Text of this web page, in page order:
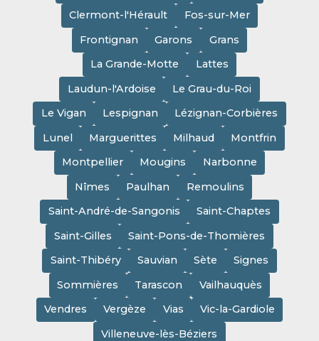
Clermont-l'Hérault
Fos-sur-Mer
Frontignan
Garons
Grans
La Grande-Motte
Lattes
Laudun-l'Ardoise
Le Grau-du-Roi
Le Vigan
Lespignan
Lézignan-Corbières
Lunel
Marguerittes Milhaud
Montfrin
Montpellier
Mougins
Narbonne
Nîmes
Paulhan
Remoulins
Saint-André-de-Sangonis
Saint-Chaptes
Saint-Gilles
Saint-Pons-de-Thomières
Saint-Thibéry
Sauvian Sète
Signes
Sommières
Tarascon
Vailhauquès
Vendres
Vergèze Vias
Vic-la-Gardiole
Villeneuve-lès-Béziers